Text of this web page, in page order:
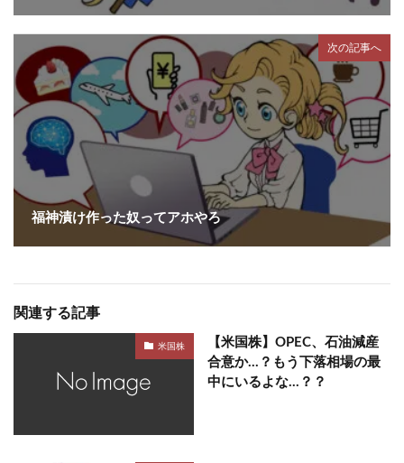
次の記事へ
福神漬け作った奴ってアホやろ
関連する記事
米国株
【米国株】OPEC、石油減産
合意か…？もう下落相場の最
中にいるよな…？？